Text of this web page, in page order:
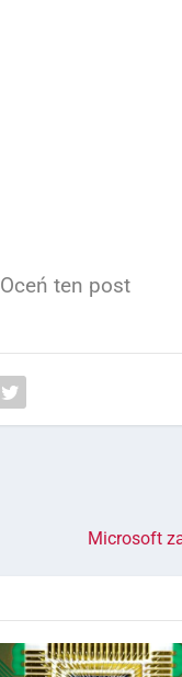
Oceń ten post
Microsoft